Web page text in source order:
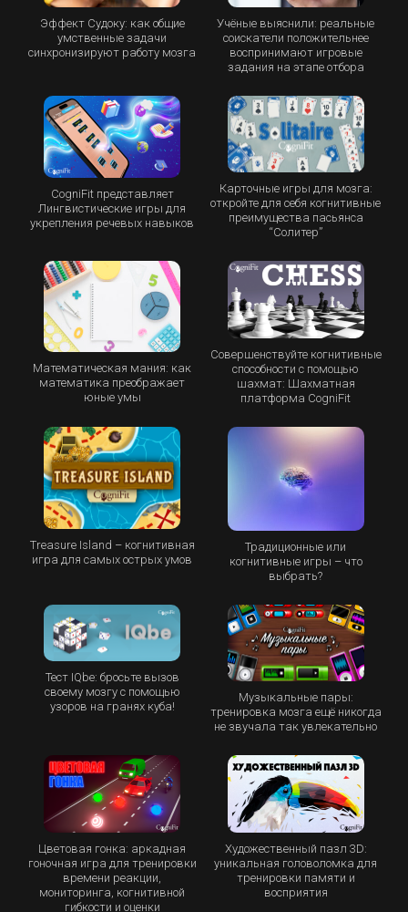
Эффект Судоку: как общие
умственные задачи
синхронизируют работу мозга
Учёные выяснили: реальные
соискатели положительнее
воспринимают игровые
задания на этапе отбора
CogniFit представляет
Лингвистические игры для
укрепления речевых навыков
Карточные игры для мозга:
откройте для себя когнитивные
преимущества пасьянса
“Cолитер”
Математическая мания: как
математика преображает
юные умы
Совершенствуйте когнитивные
способности с помощью
шахмат: Шахматная
платформа CogniFit
Treasure Island – когнитивная
игра для самых острых умов
Традиционные или
когнитивные игры – что
выбрать?
Тест IQbe: бросьте вызов
своему мозгу с помощью
узоров на гранях куба!
Музыкальные пары:
тренировка мозга ещё никогда
не звучала так увлекательно
Цветовая гонка: аркадная
гоночная игра для тренировки
времени реакции,
мониторинга, когнитивной
гибкости и оценки
Художественный пазл 3D:
уникальная головоломка для
тренировки памяти и
восприятия